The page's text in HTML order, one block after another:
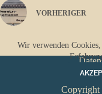
Wir verwenden
VORHERIGER